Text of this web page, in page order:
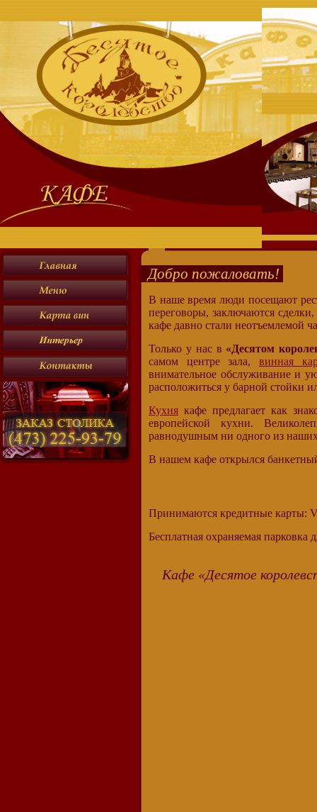
Добро пожаловать!
В наше время люди посещают
переговоры, заключаются
кафе давно стали неотъемлемой
Только у нас в «Десятом
самом центре зала, винная
внимательное обслуживание и
расположиться у барной стойки
Кухня кафе предлагает как
европейской кухни.
равнодушным ни одного из
В нашем кафе открылся
Принимаются кредитные карты:
Бесплатная охраняемая парковка
Кафе «Десятое